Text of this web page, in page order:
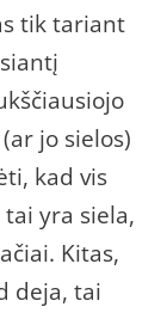
tik tariant
jo sielos)
kad vis
yra siela,
Kitas,
deja, tai